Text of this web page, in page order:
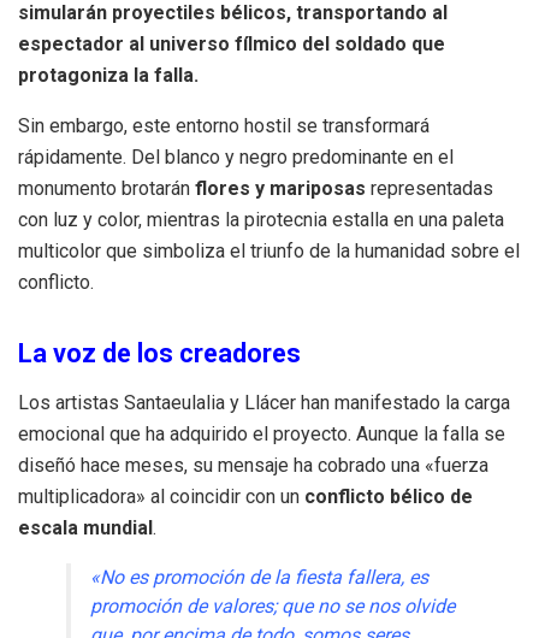
simularán proyectiles bélicos, transportando al
espectador al universo fílmico del soldado que
protagoniza la falla.
Sin embargo, este entorno hostil se transformará
rápidamente. Del blanco y negro predominante en el
monumento brotarán flores y mariposas representadas
con luz y color, mientras la pirotecnia estalla en una paleta
multicolor que simboliza el triunfo de la humanidad sobre el
conflicto.
La voz de los creadores
Los artistas Santaeulalia y Llácer han manifestado la carga
emocional que ha adquirido el proyecto. Aunque la falla se
diseñó hace meses, su mensaje ha cobrado una «fuerza
multiplicadora» al coincidir con un conflicto bélico de
escala mundial.
«No es promoción de la fiesta fallera, es
promoción de valores; que no se nos olvide